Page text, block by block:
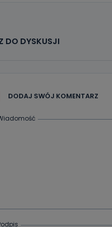
od
DO DYSKUSJI
DODAJ SWÓJ KOMENTARZ